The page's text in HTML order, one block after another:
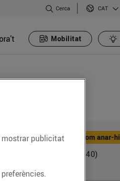
Cerca CAT
Mobilitat
Com anar-hi
Francesc Macià, 1 (08840)
mostrar publicitat